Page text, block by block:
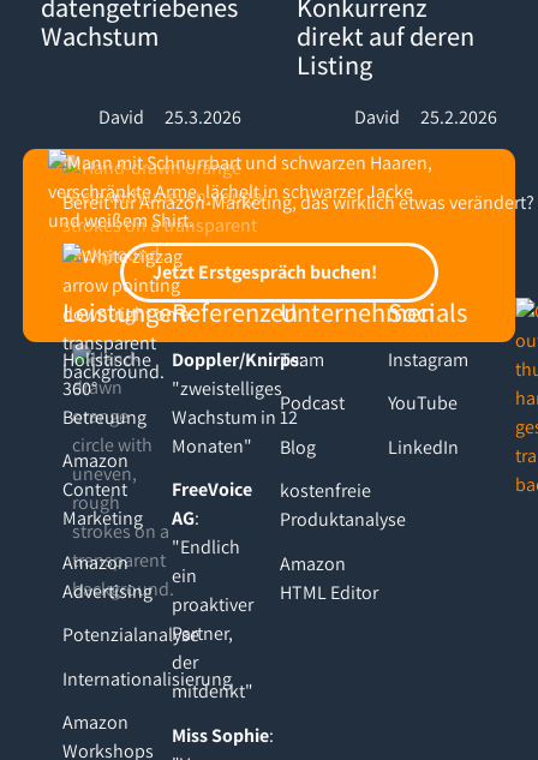
Wachstum
David 25.3.2026
direkt auf deren
Listing
David 25.2.2026
Bereit für Amazon-Marketing, das wirklich etwas verändert?
Jetzt Erstgespräch buchen!
Jetzt Erstgespräch buchen!
Leistungen
Holistische
360°
Betreuung
Amazon
Content
Marketing
Amazon
Advertising
Potenzialanalyse
Internationalisierung
Amazon
Workshops
Referenzen
Doppler/Knirps:
"zweistelliges
Wachstum in 12
Monaten"
FreeVoice
AG:
"Endlich
ein
proaktiver
Partner,
der
mitdenkt"
Miss Sophie:
Unternehmen
Team
Podcast
Blog
kostenfreie
Produktanalyse
Amazon
HTML Editor
Socials
Instagram
YouTube
LinkedIn